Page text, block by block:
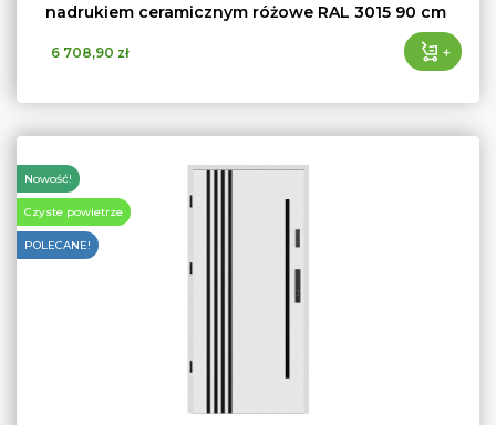
nadrukiem ceramicznym różowe RAL 3015 90 cm
6 708,90 zł +
Nowość!
Czyste powietrze
POLECANE!